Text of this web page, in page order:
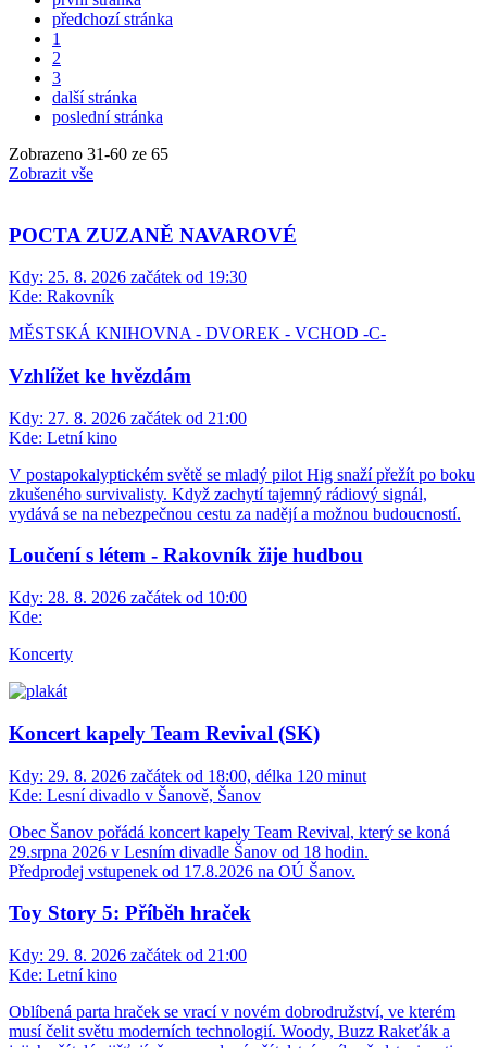
předchozí stránka
1
2
3
další stránka
poslední stránka
Zobrazeno 31-60 ze 65
Zobrazit vše
POCTA ZUZANĚ NAVAROVÉ
Kdy: 25. 8. 2026 začátek od 19:30
Kde: Rakovník
MĚSTSKÁ KNIHOVNA - DVOREK - VCHOD -C-
Vzhlížet ke hvězdám
Kdy: 27. 8. 2026 začátek od 21:00
Kde: Letní kino
V postapokalyptickém světě se mladý pilot Hig snaží přežít po boku
zkušeného survivalisty. Když zachytí tajemný rádiový signál,
vydává se na nebezpečnou cestu za nadějí a možnou budoucností.
Loučení s létem - Rakovník žije hudbou
Kdy: 28. 8. 2026 začátek od 10:00
Kde:
Koncerty
Koncert kapely Team Revival (SK)
Kdy: 29. 8. 2026 začátek od 18:00, délka 120 minut
Kde: Lesní divadlo v Šanově, Šanov
Obec Šanov pořádá koncert kapely Team Revival, který se koná
29.srpna 2026 v Lesním divadle Šanov od 18 hodin.
Předprodej vstupenek od 17.8.2026 na OÚ Šanov.
Toy Story 5: Příběh hraček
Kdy: 29. 8. 2026 začátek od 21:00
Kde: Letní kino
Oblíbená parta hraček se vrací v novém dobrodružství, ve kterém
musí čelit světu moderních technologií. Woody, Buzz Rakeťák a